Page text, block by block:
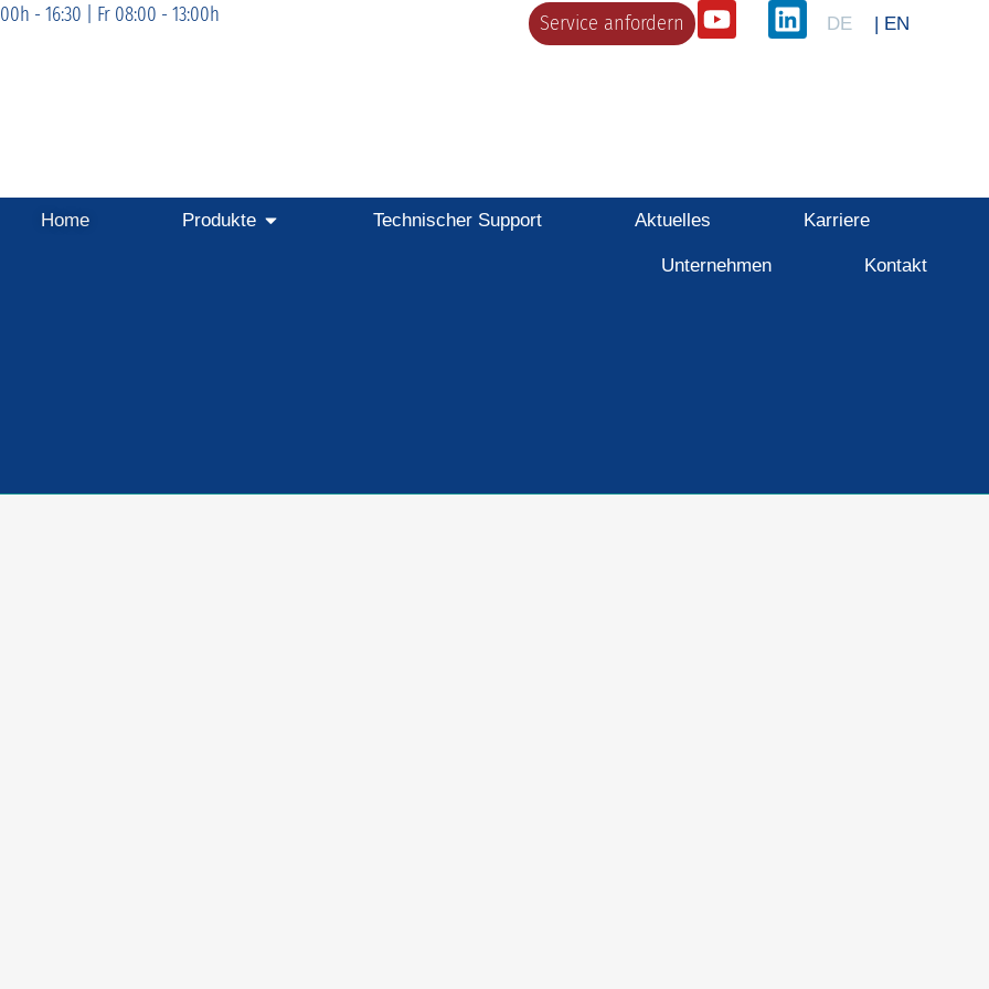
- 16:30 | Fr 08:00 - 13:00h Service anfordern DE | EN
Home Produkte Technischer Support Aktuelles Karriere
Unternehmen Kontakt